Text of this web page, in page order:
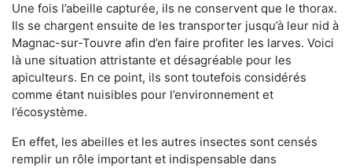
Une fois l’abeille capturée, ils ne conservent que le thorax.
Ils se chargent ensuite de les transporter jusqu’à leur nid à
Magnac-sur-Touvre afin d’en faire profiter les larves. Voici
là une situation attristante et désagréable pour les
apiculteurs. En ce point, ils sont toutefois considérés
comme étant nuisibles pour l’environnement et
l’écosystème.
En effet, les abeilles et les autres insectes sont censés
remplir un rôle important et indispensable dans